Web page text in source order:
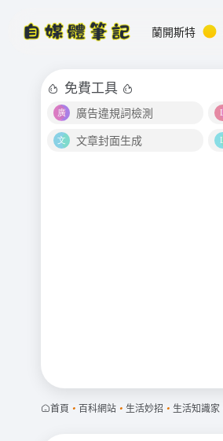
蘭開斯特
免費工具
廣告違規詞檢測
文章封面生成
首頁 • 百科網站 • 生活妙招 • 生活知識家